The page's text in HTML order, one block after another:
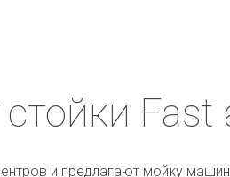
Fast
и предлагают мойку